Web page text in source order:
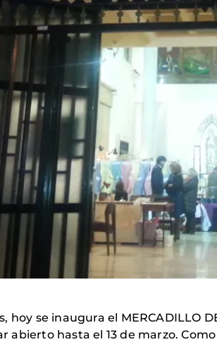
se inaugura el MERCADILLO
abierto hasta el 13 de marzo.